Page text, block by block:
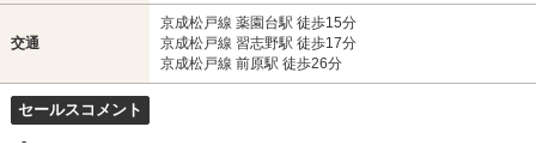
交通
京成松戸線 薬園台駅 徒歩15分
京成松戸線 習志野駅 徒歩17分
京成松戸線 前原駅 徒歩26分
セールスコメント
-